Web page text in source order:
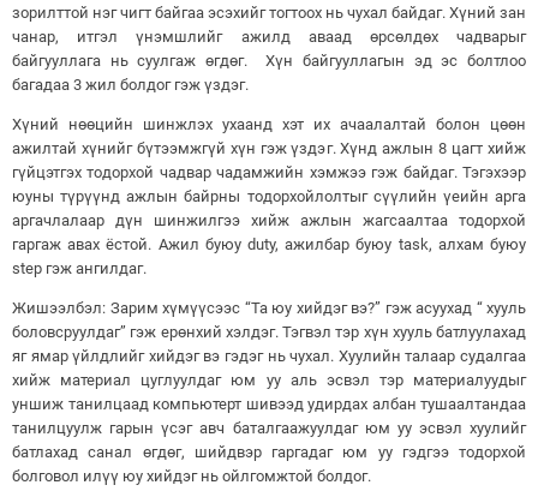
зорилттой нэг чигт байгаа эсэхийг тогтоох нь чухал байдаг. Хүний зан
чанар, итгэл үнэмшлийг ажилд аваад өрсөлдөх чадварыг
байгууллага нь суулгаж өгдөг. Хүн байгууллагын эд эс болтлоо
багадаа 3 жил болдог гэж үздэг.
Хүний нөөцийн шинжлэх ухаанд хэт их ачаалалтай болон цөөн
ажилтай хүнийг бүтээмжгүй хүн гэж үздэг. Хүнд ажлын 8 цагт хийж
гүйцэтгэх тодорхой чадвар чадамжийн хэмжээ гэж байдаг. Тэгэхээр
юуны түрүүнд ажлын байрны тодорхойлолтыг сүүлийн үеийн арга
аргачлалаар дүн шинжилгээ хийж ажлын жагсаалтаа тодорхой
гаргаж авах ёстой. Ажил буюу duty, ажилбар буюу task, алхам буюу
step гэж ангилдаг.
Жишээлбэл: Зарим хүмүүсээс “Та юу хийдэг вэ?” гэж асуухад “ хууль
боловсруулдаг” гэж ерөнхий хэлдэг. Тэгвэл тэр хүн хууль батлуулахад
яг ямар үйлдлийг хийдэг вэ гэдэг нь чухал. Хуулийн талаар судалгаа
хийж материал цуглуулдаг юм уу аль эсвэл тэр материалуудыг
уншиж танилцаад компьютерт шивээд удирдах албан тушаалтандаа
танилцуулж гарын үсэг авч баталгаажуулдаг юм уу эсвэл хуулийг
батлахад санал өгдөг, шийдвэр гаргадаг юм уу гэдгээ тодорхой
болговол илүү юу хийдэг нь ойлгомжтой болдог.